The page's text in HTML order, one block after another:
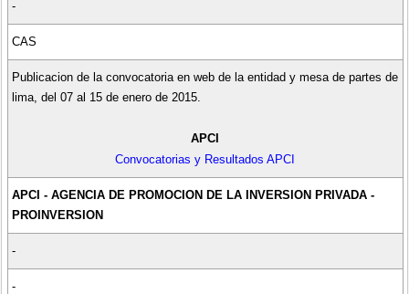
-
CAS
Publicacion de la convocatoria en web de la entidad y mesa de partes de
lima, del 07 al 15 de enero de 2015.
APCI
Convocatorias y Resultados APCI
APCI - AGENCIA DE PROMOCION DE LA INVERSION PRIVADA -
PROINVERSION
-
-